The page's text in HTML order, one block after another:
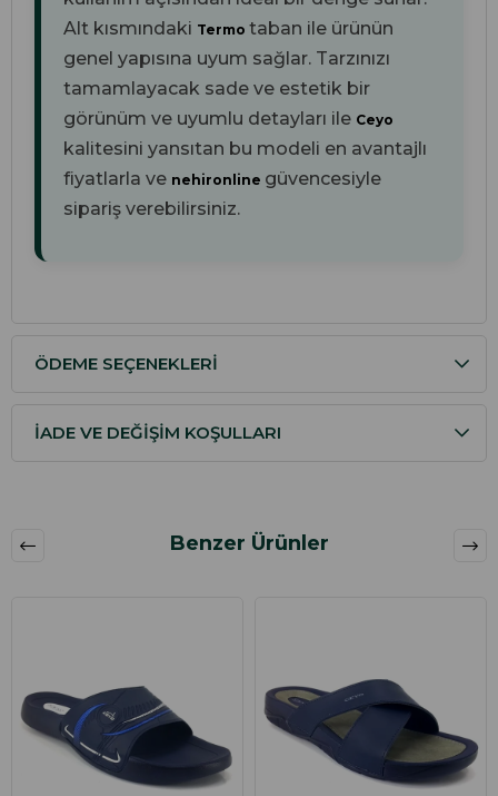
Alt kısmındaki Termo taban ile ürünün
genel yapısına uyum sağlar. Tarzınızı
tamamlayacak sade ve estetik bir
görünüm ve uyumlu detayları ile Ceyo
kalitesini yansıtan bu modeli en avantajlı
fiyatlarla ve nehironline güvencesiyle
sipariş verebilirsiniz.
ÖDEME SEÇENEKLERI
İADE VE DEĞIŞIM KOŞULLARI
Benzer Ürünler